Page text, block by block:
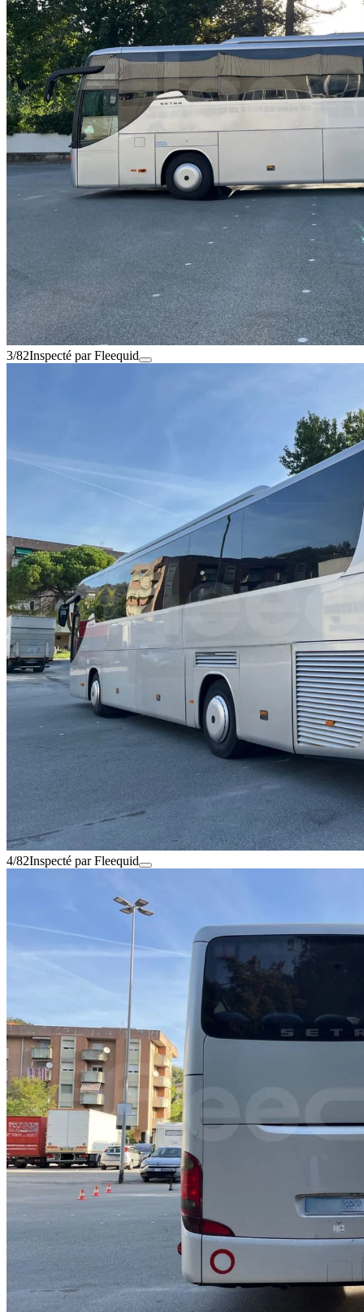
3/82Inspecté par Fleequid
4/82Inspecté par Fleequid